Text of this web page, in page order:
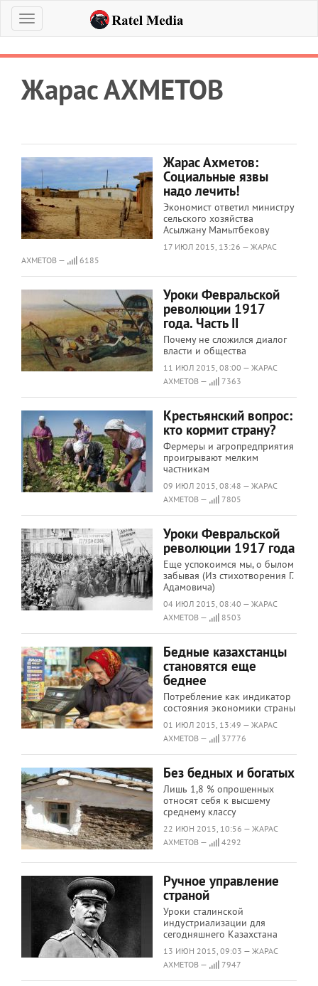
Меню
Жарас АХМЕТОВ
Жарас Ахметов:
Социальные язвы
надо лечить!
Экономист ответил министру
сельского хозяйства
Асылжану Мамытбекову
17 ИЮЛ 2015, 13:26 — ЖАРАС
АХМЕТОВ —
6185
Уроки Февральской
революции 1917
года. Часть II
Почему не сложился диалог
власти и общества
11 ИЮЛ 2015, 08:00 — ЖАРАС
АХМЕТОВ —
7363
Крестьянский вопрос:
кто кормит страну?
Фермеры и агропредприятия
проигрывают мелким
частникам
09 ИЮЛ 2015, 08:48 — ЖАРАС
АХМЕТОВ —
7805
Уроки Февральской
революции 1917 года
Еще успокоимся мы, о былом
забывая (Из стихотворения Г.
Адамовича)
04 ИЮЛ 2015, 08:40 — ЖАРАС
АХМЕТОВ —
8503
Бедные казахстанцы
становятся еще
беднее
Потребление как индикатор
состояния экономики страны
01 ИЮЛ 2015, 13:49 — ЖАРАС
АХМЕТОВ —
37776
Без бедных и богатых
Лишь 1,8 % опрошенных
относят себя к высшему
среднему классу
22 ИЮН 2015, 10:56 — ЖАРАС
АХМЕТОВ —
4292
Ручное управление
страной
Уроки сталинской
индустриализации для
сегодняшнего Казахстана
13 ИЮН 2015, 09:03 — ЖАРАС
АХМЕТОВ —
7947